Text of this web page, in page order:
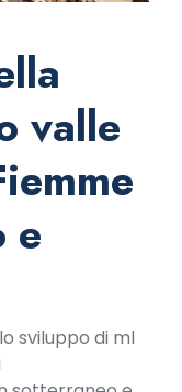
valle
e
sviluppo di ml